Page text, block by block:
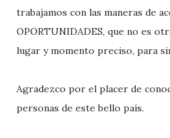
trabajamos con las maneras de
OPORTUNIDADES, que no es
lugar y momento preciso, para
Agradezco por el placer de
personas de este bello país.